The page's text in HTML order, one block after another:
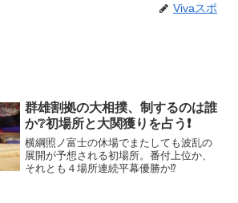
Vivaスポ
群雄割拠の大相撲、制するのは誰
か❔初場所と大関獲りを占う❗
横綱照ノ富士の休場でまたしても波乱の
展開が予想される初場所。番付上位か、
それとも４場所連続平幕優勝か⁉️